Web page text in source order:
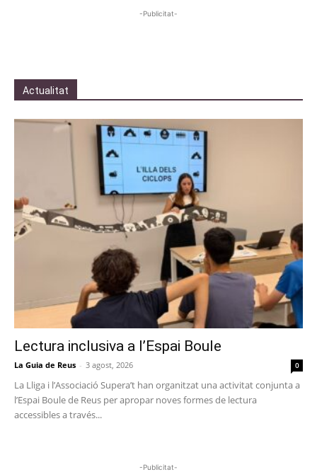
-Publicitat-
Actualitat
Lectura inclusiva a l’Espai Boule
La Guia de Reus - 3 agost, 2026 0
La Lliga i l’Associació Supera’t han organitzat una activitat conjunta a
l’Espai Boule de Reus per apropar noves formes de lectura
accessibles a través...
-Publicitat-